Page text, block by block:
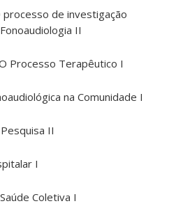
processo de investigação
II
Processo Terapêutico I
na Comunidade I
II
I
Coletiva I